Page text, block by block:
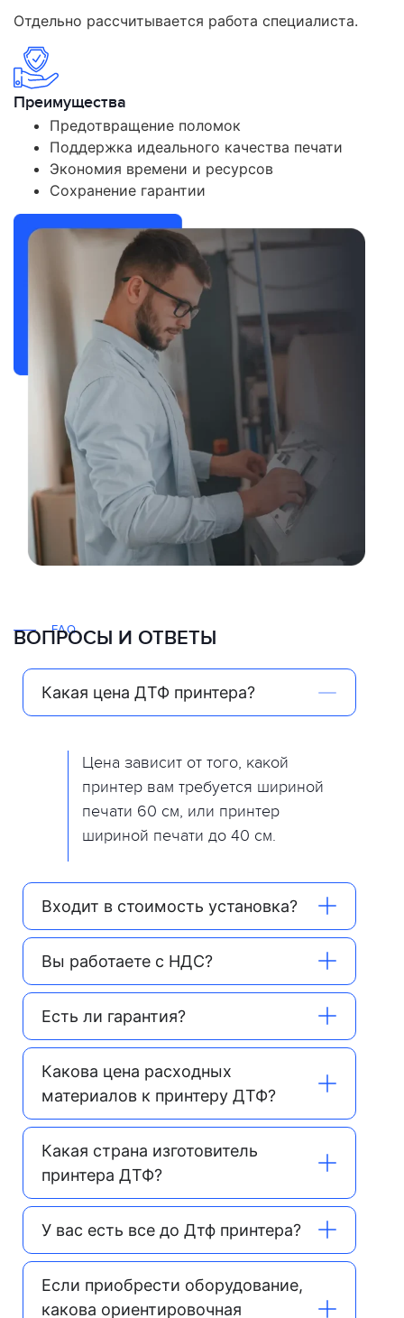
Отдельно рассчитывается работа специалиста.
Преимущества
Предотвращение поломок
Поддержка идеального качества печати
Экономия времени и ресурсов
Сохранение гарантии
FAQ
ВОПРОСЫ И ОТВЕТЫ
Какая цена ДТФ принтера?
Цена зависит от того, какой
принтер вам требуется шириной
печати 60 см, или принтер
шириной печати до 40 см.
Входит в стоимость установка?
Вы работаете с НДС?
Есть ли гарантия?
Какова цена расходных
материалов к принтеру ДТФ?
Какая страна изготовитель
принтера ДТФ?
У вас есть все до Дтф принтера?
Если приобрести оборудование,
какова ориентировочная